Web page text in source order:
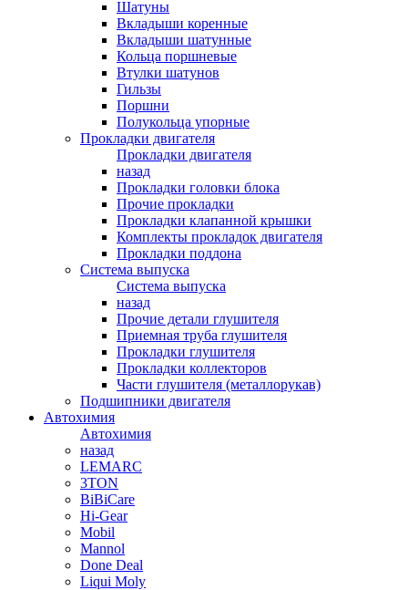
Шатуны
Вкладыши коренные
Вкладыши шатунные
Кольца поршневые
Втулки шатунов
Гильзы
Поршни
Полукольца упорные
Прокладки двигателя
Прокладки двигателя
назад
Прокладки головки блока
Прочие прокладки
Прокладки клапанной крышки
Комплекты прокладок двигателя
Прокладки поддона
Система выпуска
Система выпуска
назад
Прочие детали глушителя
Приемная труба глушителя
Прокладки глушителя
Прокладки коллекторов
Части глушителя (металлорукав)
Подшипники двигателя
Автохимия
Автохимия
назад
LEMARC
3TON
BiBiCare
Hi-Gear
Mobil
Mannol
Done Deal
Liqui Moly